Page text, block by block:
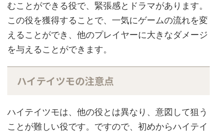
むことができる役で、緊張感とドラマがあります。
この役を獲得することで、一気にゲームの流れを変
えることができ、他のプレイヤーに大きなダメージ
を与えることができます。
ハイテイツモの注意点
ハイテイツモは、他の役とは異なり、意図して狙う
ことが難しい役です。ですので、初めからハイテイ